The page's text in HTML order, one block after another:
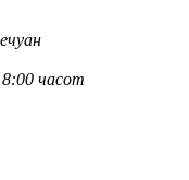
часот